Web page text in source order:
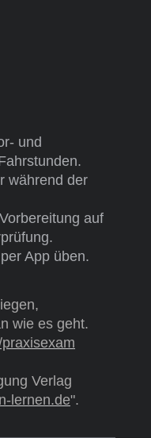
und
während der
auf
App üben.
wie es geht.
Verlag
lernen.de".